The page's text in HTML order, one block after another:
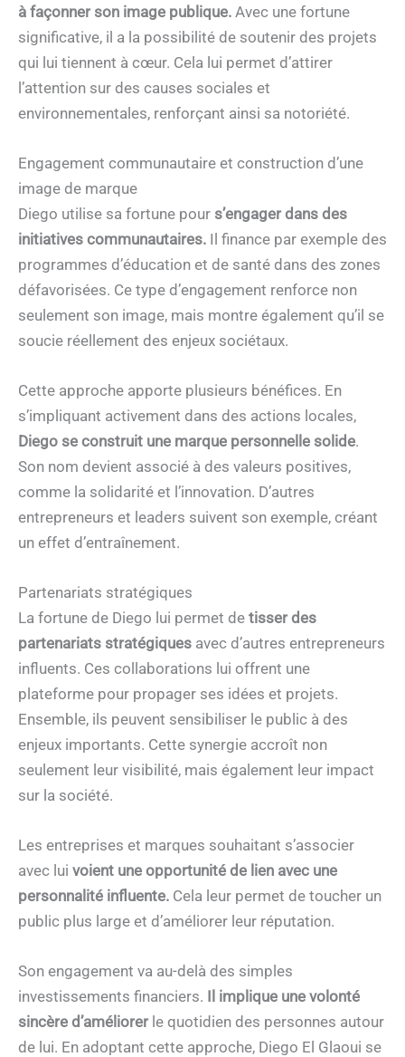
à façonner son image publique. Avec une fortune
significative, il a la possibilité de soutenir des projets
qui lui tiennent à cœur. Cela lui permet d’attirer
l’attention sur des causes sociales et
environnementales, renforçant ainsi sa notoriété.
Engagement communautaire et construction d’une
image de marque
Diego utilise sa fortune pour s’engager dans des
initiatives communautaires. Il finance par exemple des
programmes d’éducation et de santé dans des zones
défavorisées. Ce type d’engagement renforce non
seulement son image, mais montre également qu’il se
soucie réellement des enjeux sociétaux.
Cette approche apporte plusieurs bénéfices. En
s’impliquant activement dans des actions locales,
Diego se construit une marque personnelle solide.
Son nom devient associé à des valeurs positives,
comme la solidarité et l’innovation. D’autres
entrepreneurs et leaders suivent son exemple, créant
un effet d’entraînement.
Partenariats stratégiques
La fortune de Diego lui permet de tisser des
partenariats stratégiques avec d’autres entrepreneurs
influents. Ces collaborations lui offrent une
plateforme pour propager ses idées et projets.
Ensemble, ils peuvent sensibiliser le public à des
enjeux importants. Cette synergie accroît non
seulement leur visibilité, mais également leur impact
sur la société.
Les entreprises et marques souhaitant s’associer
avec lui voient une opportunité de lien avec une
personnalité influente. Cela leur permet de toucher un
public plus large et d’améliorer leur réputation.
Son engagement va au-delà des simples
investissements financiers. Il implique une volonté
sincère d’améliorerle quotidien des personnes autour
de lui. En adoptant cette approche, Diego El Glaoui se